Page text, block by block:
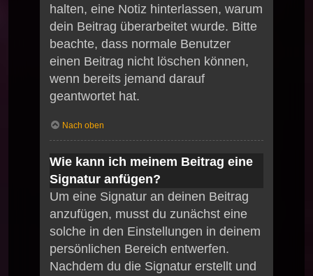
halten, eine Notiz hinterlassen, warum
dein Beitrag überarbeitet wurde. Bitte
beachte, dass normale Benutzer
einen Beitrag nicht löschen können,
wenn bereits jemand darauf
geantwortet hat.
Nach oben
Wie kann ich meinem Beitrag eine
Signatur anfügen?
Um eine Signatur an deinen Beitrag
anzufügen, musst du zunächst eine
solche in den Einstellungen in deinem
persönlichen Bereich entwerfen.
Nachdem du die Signatur erstellt und